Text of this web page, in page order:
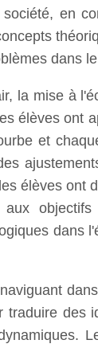
en
dans
la mise à
élèves ont
et
élèves ont
objectifs
dans
des